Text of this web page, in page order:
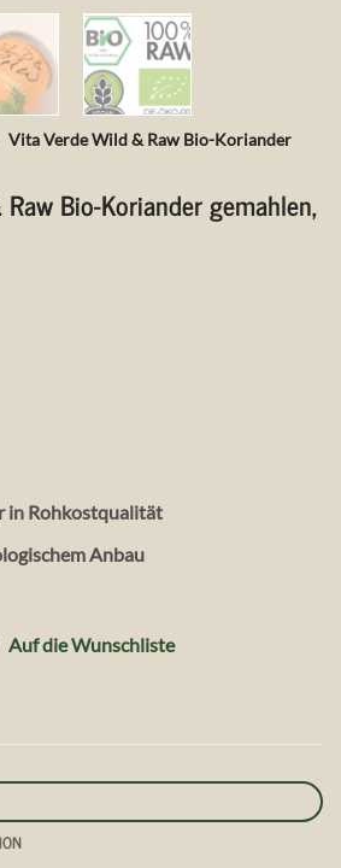
Vita Verde Wild & Raw Bio-Koriander
Bio-Koriander gemahlen,
in Rohkostqualität
Anbau
Auf die Wunschliste